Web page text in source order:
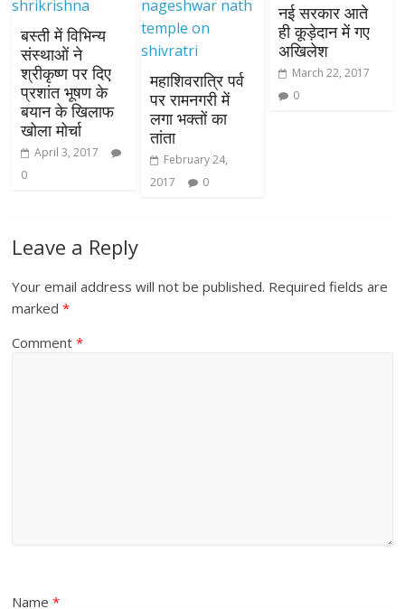
बस्ती में विभिन्य
संस्थाओं ने
श्रीकृष्ण पर दिए
प्रशांत भूषण के
बयान के खिलाफ
खोला मोर्चा
April 3, 2017
0
महाशिवरात्रि पर्व
पर रामनगरी में
लगा भक्तों का
तांता
February 24,
2017
0
नई सरकार आते
ही कूड़ेदान में गए
अखिलेश
March 22, 2017
0
Leave a Reply
Your email address will not be published. Required fields are
marked*
Comment*
Name*